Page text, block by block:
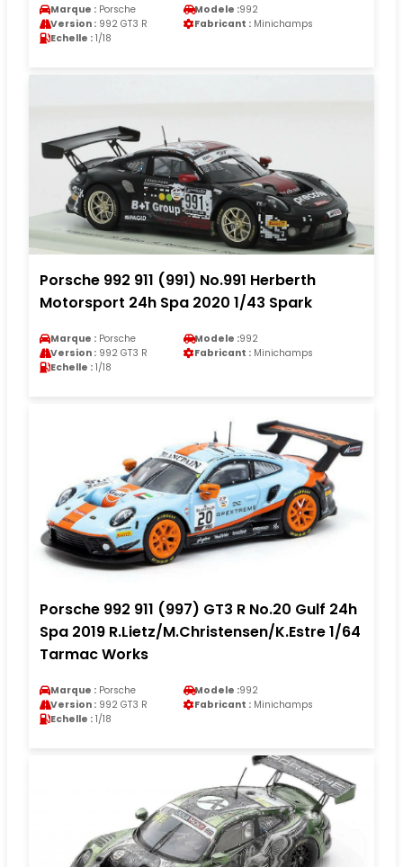
Marque : Porsche Modele :992
Version : 992 GT3 R Fabricant : Minichamps
Echelle : 1/18
Porsche 992 911 (991) No.991 Herberth
Motorsport 24h Spa 2020 1/43 Spark
Marque : Porsche Modele :992
Version : 992 GT3 R Fabricant : Minichamps
Echelle : 1/18
Porsche 992 911 (997) GT3 R No.20 Gulf 24h
Spa 2019 R.Lietz/M.Christensen/K.Estre 1/64
Tarmac Works
Marque : Porsche Modele :992
Version : 992 GT3 R Fabricant : Minichamps
Echelle : 1/18